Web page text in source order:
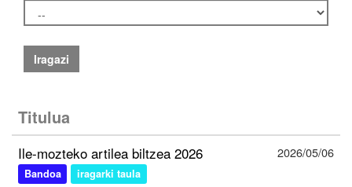
Iragazi
Titulua
Ile-mozteko artilea biltzea 2026
Bandoa iragarki taula
2026/05/06